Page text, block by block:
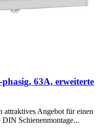
63A, erweiterte
attraktives Angebot für einen
Schienenmontage...